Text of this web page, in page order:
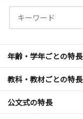
年齢・学年ごとの特長
教科・教材ごとの特長
公文式の特長